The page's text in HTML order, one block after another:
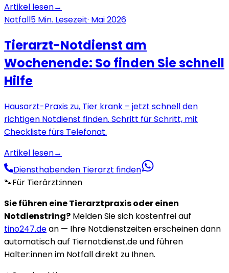
Artikel lesen→
Notfall5 Min. Lesezeit· Mai 2026
Tierarzt-Notdienst am
Wochenende: So finden Sie schnell
Hilfe
Hausarzt-Praxis zu, Tier krank – jetzt schnell den
richtigen Notdienst finden. Schritt für Schritt, mit
Checkliste fürs Telefonat.
Artikel lesen→
Diensthabenden Tierarzt finden
🐾Für Tierärzt:innen
Sie führen eine Tierarztpraxis oder einen
Notdienstring? Melden Sie sich kostenfrei auf
tino247.dean — Ihre Notdienstzeiten erscheinen dann
automatisch auf Tiernotdienst.de und führen
Halter:innen im Notfall direkt zu Ihnen.